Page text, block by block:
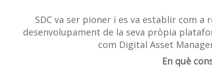
SDC va ser pioner i es va establir com
desenvolupament de la seva pròpia
com Digital Asset
En què